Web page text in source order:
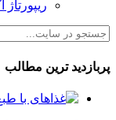
ریپورتاژ
پربازدید ترین مطالب